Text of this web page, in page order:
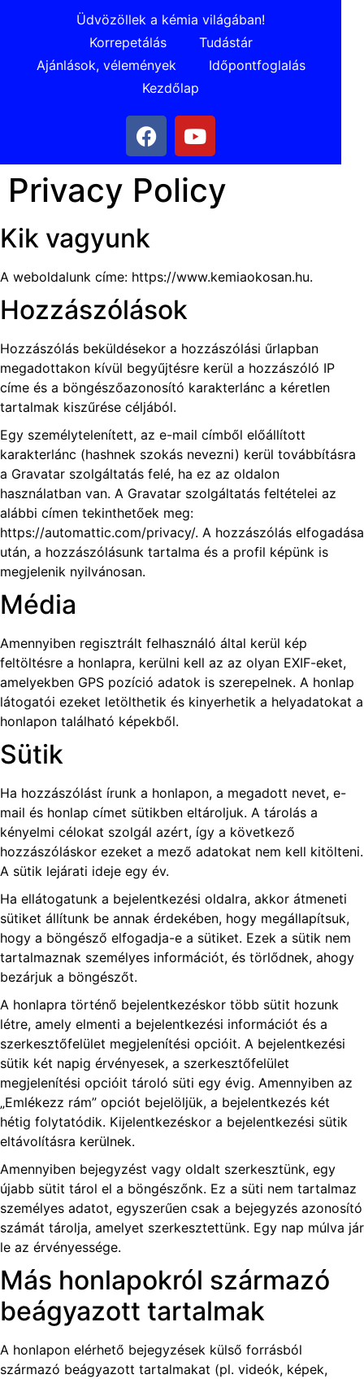
Üdvözöllek a kémia világában!
Korrepetálás
Tudástár
Ajánlások, vélemények
Időpontfoglalás
Kezdőlap
Privacy Policy
Kik vagyunk
A weboldalunk címe: https://www.kemiaokosan.hu.
Hozzászólások
Hozzászólás beküldésekor a hozzászólási űrlapban
megadottakon kívül begyűjtésre kerül a hozzászóló IP
címe és a böngészőazonosító karakterlánc a kéretlen
tartalmak kiszűrése céljából.
Egy személytelenített, az e-mail címből előállított
karakterlánc (hashnek szokás nevezni) kerül továbbításra
a Gravatar szolgáltatás felé, ha ez az oldalon
használatban van. A Gravatar szolgáltatás feltételei az
alábbi címen tekinthetőek meg:
https://automattic.com/privacy/. A hozzászólás elfogadása
után, a hozzászólásunk tartalma és a profil képünk is
megjelenik nyilvánosan.
Média
Amennyiben regisztrált felhasználó által kerül kép
feltöltésre a honlapra, kerülni kell az az olyan EXIF-eket,
amelyekben GPS pozíció adatok is szerepelnek. A honlap
látogatói ezeket letölthetik és kinyerhetik a helyadatokat a
honlapon található képekből.
Sütik
Ha hozzászólást írunk a honlapon, a megadott nevet, e-
mail és honlap címet sütikben eltároljuk. A tárolás a
kényelmi célokat szolgál azért, így a következő
hozzászóláskor ezeket a mező adatokat nem kell kitölteni.
A sütik lejárati ideje egy év.
Ha ellátogatunk a bejelentkezési oldalra, akkor átmeneti
sütiket állítunk be annak érdekében, hogy megállapítsuk,
hogy a böngésző elfogadja-e a sütiket. Ezek a sütik nem
tartalmaznak személyes információt, és törlődnek, ahogy
bezárjuk a böngészőt.
A honlapra történő bejelentkezéskor több sütit hozunk
létre, amely elmenti a bejelentkezési információt és a
szerkesztőfelület megjelenítési opcióit. A bejelentkezési
sütik két napig érvényesek, a szerkesztőfelület
megjelenítési opcióit tároló süti egy évig. Amennyiben az
„Emlékezz rám” opciót bejelöljük, a bejelentkezés két
hétig folytatódik. Kijelentkezéskor a bejelentkezési sütik
eltávolításra kerülnek.
Amennyiben bejegyzést vagy oldalt szerkesztünk, egy
újabb sütit tárol el a böngészőnk. Ez a süti nem tartalmaz
személyes adatot, egyszerűen csak a bejegyzés azonosító
számát tárolja, amelyet szerkesztettünk. Egy nap múlva jár
le az érvényessége.
Más honlapokról származó
beágyazott tartalmak
A honlapon elérhető bejegyzések külső forrásból
származó beágyazott tartalmakat (pl. videók, képek,